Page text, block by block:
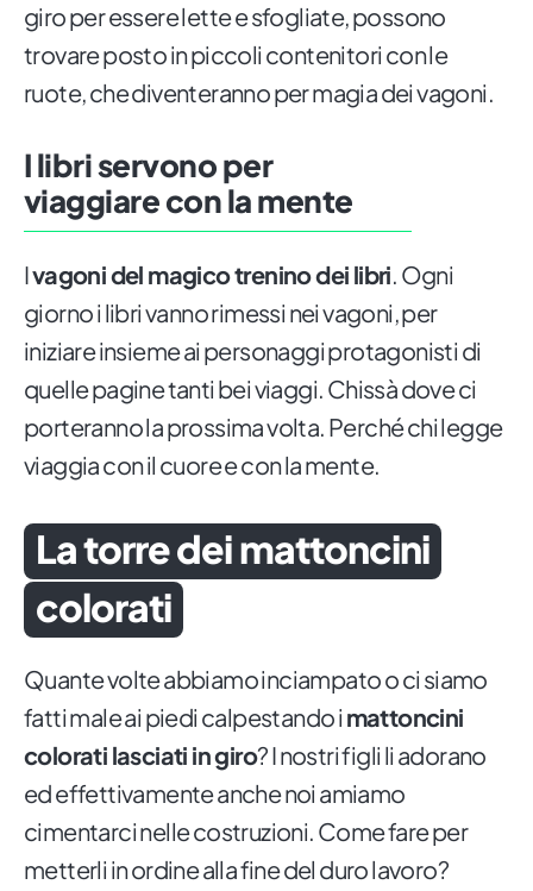
giro per essere lette e sfogliate, possono
trovare posto in piccoli contenitori con le
ruote, che diventeranno per magia dei vagoni.
I libri servono per
viaggiare con la mente
Ivagoni del magico trenino dei libri. Ogni
giorno i libri vanno rimessi nei vagoni, per
iniziare insieme ai personaggi protagonisti di
quelle pagine tanti bei viaggi. Chissà dove ci
porteranno la prossima volta. Perché chi legge
viaggia con il cuore e con la mente.
La torre dei mattoncini
colorati
Quante volte abbiamo inciampato o ci siamo
fatti male ai piedi calpestando i mattoncini
colorati lasciati in giro? I nostri figli li adorano
ed effettivamente anche noi amiamo
cimentarci nelle costruzioni. Come fare per
metterli in ordine alla fine del duro lavoro?